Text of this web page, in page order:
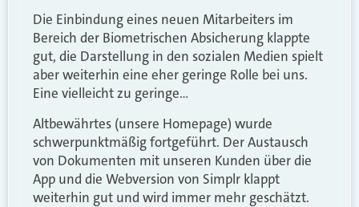
Die Einbindung eines neuen Mitarbeiters im
Bereich der Biometrischen Absicherung klappte
gut, die Darstellung in den sozialen Medien spielt
aber weiterhin eine eher geringe Rolle bei uns.
Eine vielleicht zu geringe…
Altbewährtes (unsere Homepage) wurde
schwerpunktmäßig fortgeführt. Der Austausch
von Dokumenten mit unseren Kunden über die
App und die Webversion von Simplr klappt
weiterhin gut und wird immer mehr geschätzt.